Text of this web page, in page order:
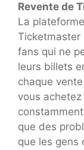
Revente de
La
Ticketmaster
fans qui ne
leurs billets
chaque
vous
que des
que les gens